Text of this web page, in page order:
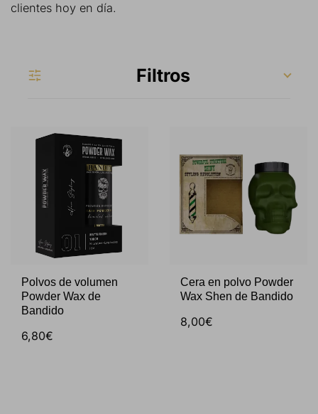
clientes hoy en día.
Filtros
Polvos de volumen
Powder Wax de
Bandido
6,80€
Cera en polvo Powder
Wax Shen de Bandido
8,00€